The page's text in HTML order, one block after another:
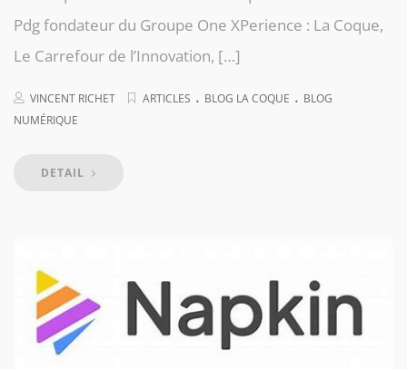
Pdg fondateur du Groupe One XPerience : La Coque,
Le Carrefour de l’Innovation, […]
VINCENT RICHET ARTICLES . BLOG LA COQUE . BLOG
NUMÉRIQUE
DETAIL